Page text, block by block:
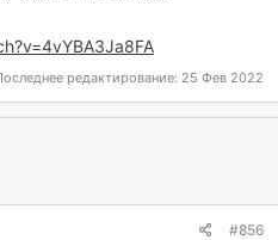
редактирование: 25 Фев 2022
#856